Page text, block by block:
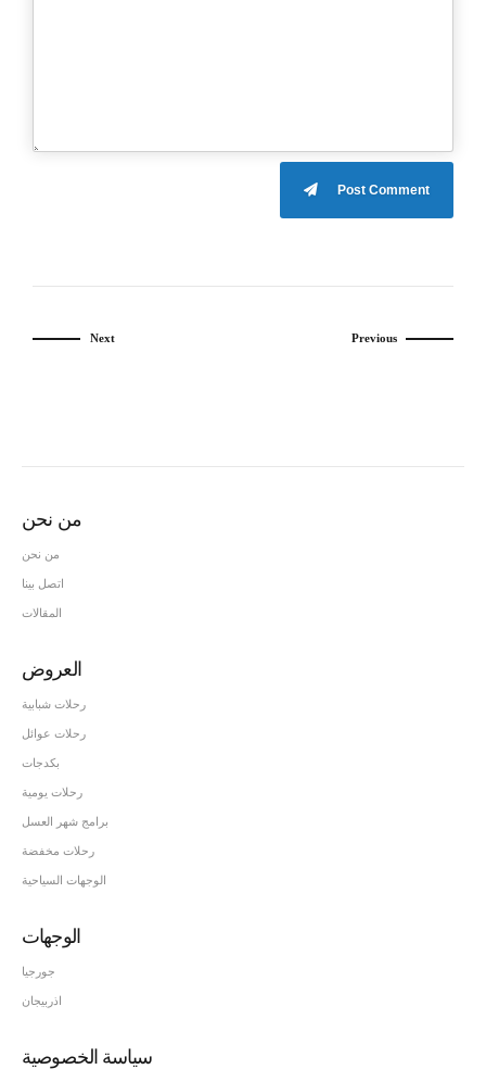
Post Comment
Previous
Next
من نحن
من نحن
اتصل بينا
المقالات
العروض
رحلات شبابية
رحلات عوائل
بكدجات
رحلات يومية
برامج شهر العسل
رحلات مخفضة
الوجهات السياحية
الوجهات
جورجيا
اذربيجان
سياسة الخصوصية